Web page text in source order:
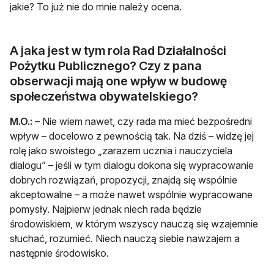
jakie? To już nie do mnie należy ocena.
A jaka jest w tym rola Rad Działalności
Pożytku Publicznego? Czy z pana
obserwacji mają one wpływ w budowę
społeczeństwa obywatelskiego?
M.O.: – Nie wiem nawet, czy rada ma mieć bezpośredni
wpływ – docelowo z pewnością tak. Na dziś – widzę jej
rolę jako swoistego „zarazem ucznia i nauczyciela
dialogu” – jeśli w tym dialogu dokona się wypracowanie
dobrych rozwiązań, propozycji, znajdą się wspólnie
akceptowalne – a może nawet wspólnie wypracowane
pomysły. Najpierw jednak niech rada będzie
środowiskiem, w którym wszyscy nauczą się wzajemnie
słuchać, rozumieć. Niech nauczą siebie nawzajem a
następnie środowisko.